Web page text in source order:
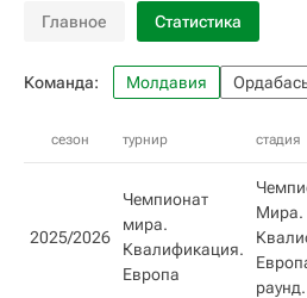
Главное Статистика
Команда: Молдавия
сезон турнир стадия
2025/2026
Чемпионат
мира.
Квалификация.
Европа
Мира.